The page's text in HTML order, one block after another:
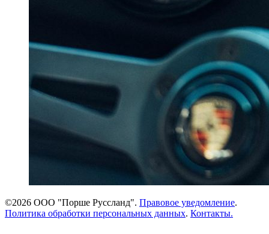
©2026 ООО "Порше Руссланд". Правовое уведомление.
Политика обработки персональных данных. Контакты.